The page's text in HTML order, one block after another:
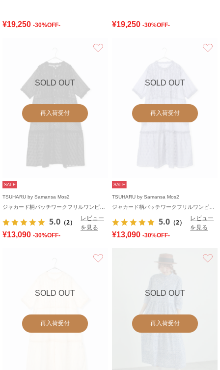
¥19,250 -30%OFF- ¥19,250 -30%OFF-
SOLD OUT
再入荷受付
SALE
TSUHARU by Samansa Mos2
5.0 （2）
レビュー
を見る
¥13,090 -30%OFF-
SOLD OUT
再入荷受付
SALE
TSUHARU by Samansa Mos2
5.0 （2）
レビュー
を見る
¥13,090 -30%OFF-
SOLD OUT
再入荷受付
SOLD OUT
再入荷受付